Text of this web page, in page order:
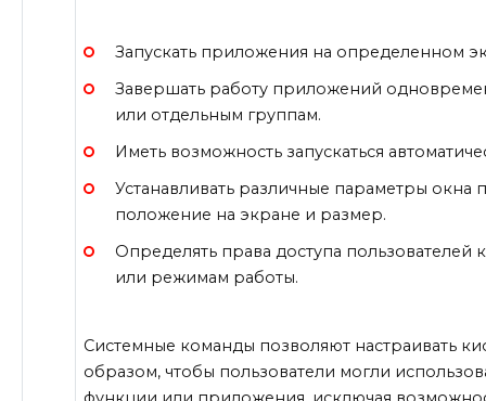
Запускать приложения на определенном
Завершать работу приложений
или отдельным группам.
Иметь возможность запускаться
Устанавливать различные параметры окна
положение на экране и размер.
Определять права доступа
или режимам работы.
Системные команды позволяют настраивать
образом, чтобы пользователи могли